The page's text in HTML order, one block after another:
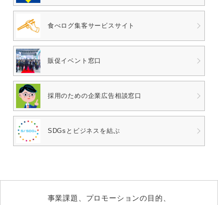
食べログ集客サービスサイト
販促イベント窓口
採用のための企業広告相談窓口
SDGsとビジネスを結ぶ
事業課題、プロモーションの目的、